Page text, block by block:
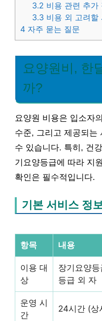
3.2 비용 관련 추가
3.3 비용 외 고려할
4 자주 묻는 질문
요양원비, 한
까?
요양원 비용은 입소자
수준, 그리고 제공되는
수 있습니다. 특히, 건
기요양등급에 따라 지
확인은 필수적입니다.
기본 서비스 정
항목 내용
이용 대
상
장기요양
등급 외 자
운영 시
간
24시간 (상